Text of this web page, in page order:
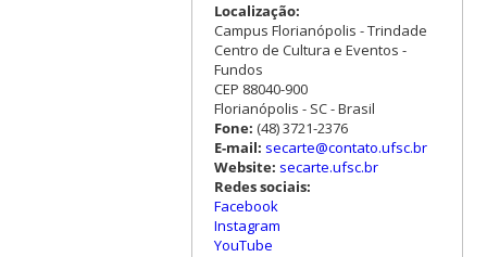
Localização:
Campus Florianópolis - Trindade
Centro de Cultura e Eventos -
Fundos
CEP 88040-900
Florianópolis - SC - Brasil
Fone: (48) 3721-2376
E-mail: secarte@contato.ufsc.br
Website: secarte.ufsc.br
Redes sociais:
Facebook
Instagram
YouTube